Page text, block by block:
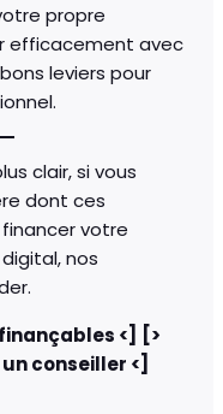
propre
efficacement avec
leviers pour
clair, si vous
dont ces
votre
nos
<] [>
conseiller <]